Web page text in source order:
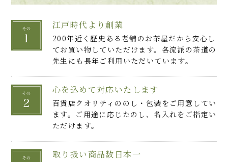
江戸時代より創業
200年近く歴史ある老舗のお茶屋だから安心し
てお買い物していただけます。各流派の茶道の
先生にも長年ご利用いただいています。
心を込めて対応いたします
百貨店クオリティののし・包装をご用意してい
ます。ご用途に応じたのし、名入れをご指定い
ただけます。
取り扱い商品数日本一